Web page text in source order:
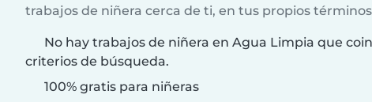
trabajos de niñera cerca de ti, en tus propios
No hay trabajos de niñera en Agua Limpia que
criterios de búsqueda.
100% gratis para niñeras